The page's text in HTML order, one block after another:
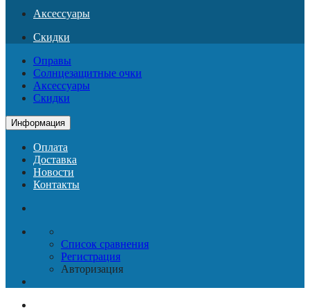
Аксессуары
Скидки
Оправы
Солнцезащитные очки
Аксессуары
Скидки
Информация
Оплата
Доставка
Новости
Контакты
Список сравнения
Регистрация
Авторизация